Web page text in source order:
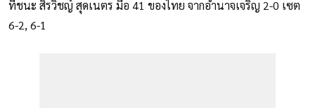
ที่ชนะ สิรวิชญ์ สุดเนตร มือ 41 ของไทย จากอำนาจเจริญ 2-0 เซต
6-2, 6-1